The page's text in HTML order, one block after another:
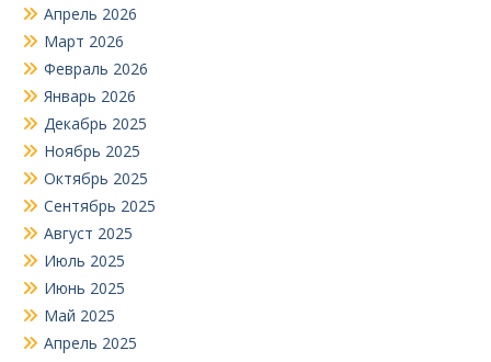
Апрель 2026
Март 2026
Февраль 2026
Январь 2026
Декабрь 2025
Ноябрь 2025
Октябрь 2025
Сентябрь 2025
Август 2025
Июль 2025
Июнь 2025
Май 2025
Апрель 2025